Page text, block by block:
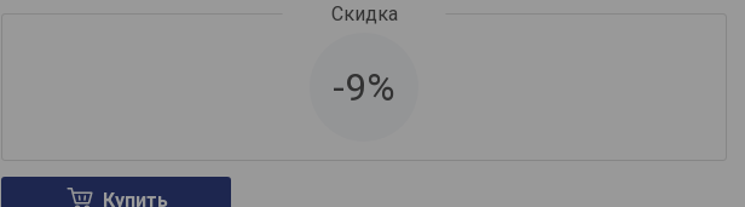
-9%
Купить